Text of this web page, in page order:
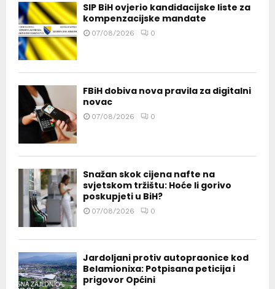
SIP BiH ovjerio kandidacijske liste za
kompenzacijske mandate
07/08/2026 0
FBiH dobiva nova pravila za digitalni
novac
07/08/2026 0
Snažan skok cijena nafte na
svjetskom tržištu: Hoće li gorivo
poskupjeti u BiH?
07/08/2026 0
Jardoljani protiv autopraonice kod
Belamionixa: Potpisana peticija i
prigovor Općini